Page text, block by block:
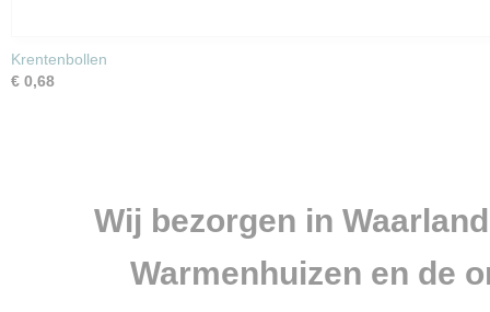
Krentenbollen
€ 0,68
Wij bezorgen in
Warmenhuizen en de